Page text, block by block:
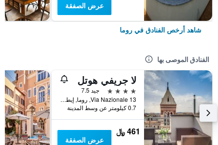
عرض الصفقة
شاهد أرخص الفنادق في روما
الفنادق الموصى بها
لا جريفي هوتل
4 نجوم
جيد 7.5
Via Nazionale 13, روما, إيطاليا
0.7 كيلومتر عن وسط المدينة
461 ﷼
عرض الصفقة